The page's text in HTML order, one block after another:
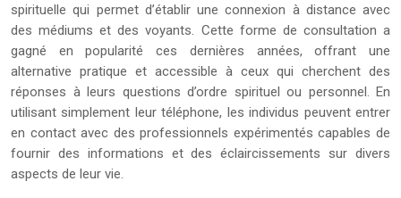
spirituelle qui permet d’établir une connexion à distance avec
des médiums et des voyants. Cette forme de consultation a
gagné en popularité ces dernières années, offrant une
alternative pratique et accessible à ceux qui cherchent des
réponses à leurs questions d’ordre spirituel ou personnel. En
utilisant simplement leur téléphone, les individus peuvent entrer
en contact avec des professionnels expérimentés capables de
fournir des informations et des éclaircissements sur divers
aspects de leur vie.